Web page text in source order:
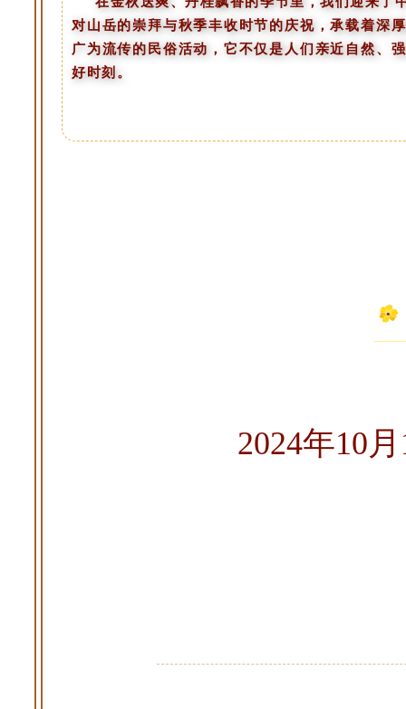
对山岳的崇拜与秋季丰收时节的庆祝，承载着深
广为流传的民俗活动，它不仅是人们亲近自然、
好时刻。
2024年10